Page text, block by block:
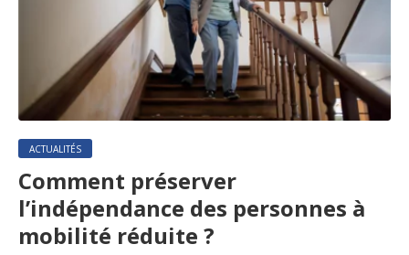
ACTUALITÉS
Comment préserver
l’indépendance des personnes à
mobilité réduite ?